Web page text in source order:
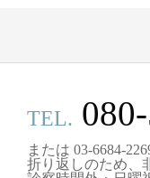
TEL.
または 03-6684-
折り返しのため、